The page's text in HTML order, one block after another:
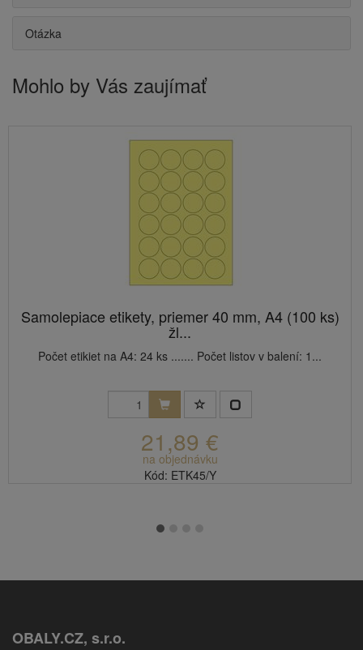
Otázka
Mohlo by Vás zaujímať
Samolepiace etikety, priemer 40 mm, A4 (100 ks)
žl...
Počet etikiet na A4: 24 ks ....... Počet listov v balení: 1...
21,89 €
na objednávku
Kód: ETK45/Y
OBALY.CZ, s.r.o.